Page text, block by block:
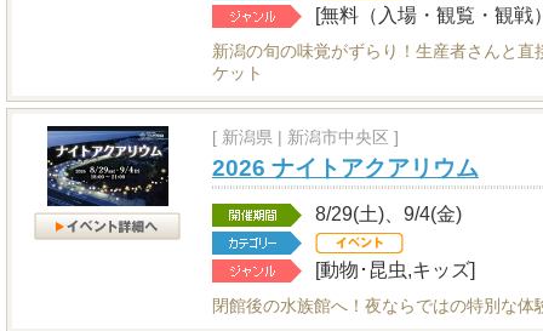
[無料（入場・観覧・観戦
新潟の旬の味覚がずらり！生産者さんと
ケット
[ 新潟県 | 新潟市中央区 ]
2026 ナイトアクアリウム
8/29(土)、9/4(金)
[動物･昆虫,キッズ]
閉館後の水族館へ！夜ならではの特別な体